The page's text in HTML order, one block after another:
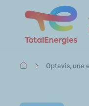
Fil
Optavis, une